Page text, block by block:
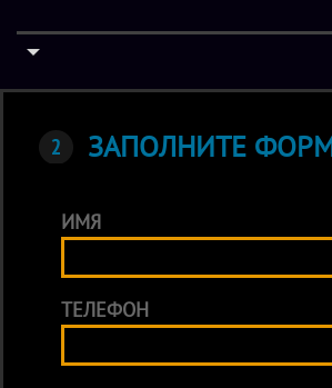
ЗАПОЛНИТЕ
ИМЯ
ТЕЛЕФОН